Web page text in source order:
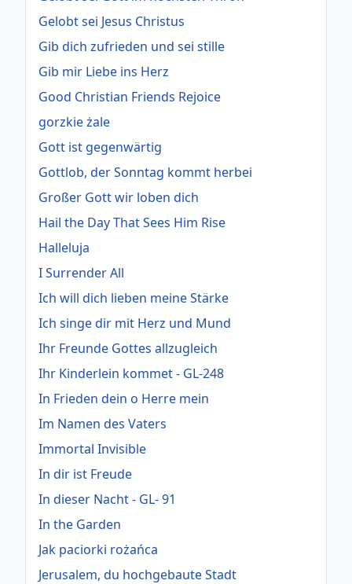
Gelobt sei Jesus Christus
Gib dich zufrieden und sei stille
Gib mir Liebe ins Herz
Good Christian Friends Rejoice
gorzkie żale
Gott ist gegenwärtig
Gottlob, der Sonntag kommt herbei
Großer Gott wir loben dich
Hail the Day That Sees Him Rise
Halleluja
I Surrender All
Ich will dich lieben meine Stärke
Ich singe dir mit Herz und Mund
Ihr Freunde Gottes allzugleich
Ihr Kinderlein kommet - GL-248
In Frieden dein o Herre mein
Im Namen des Vaters
Immortal Invisible
In dir ist Freude
In dieser Nacht - GL- 91
In the Garden
Jak paciorki rożańca
Jerusalem, du hochgebaute Stadt